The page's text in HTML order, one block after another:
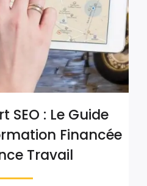
SEO : Le Guide
Financée
Travail